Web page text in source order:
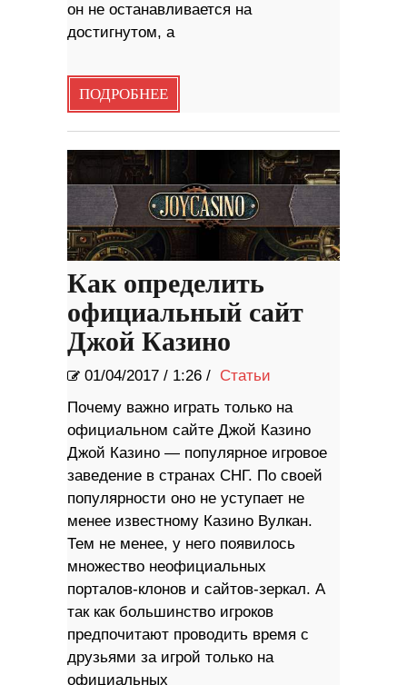
он не останавливается на
достигнутом, а
ПОДРОБНЕЕ
Как определить
официальный сайт
Джой Казино
01/04/2017 / 1:26 / Статьи
Почему важно играть только на
официальном сайте Джой Казино
Джой Казино — популярное игровое
заведение в странах СНГ. По своей
популярности оно не уступает не
менее известному Казино Вулкан.
Тем не менее, у него появилось
множество неофициальных
порталов-клонов и сайтов-зеркал. А
так как большинство игроков
предпочитают проводить время с
друзьями за игрой только на
официальных